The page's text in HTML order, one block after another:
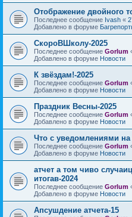
Отображение двойного
Последнее сообщение Ivash «
Добавлено в форуме
СкороВШколу-2025
Последнее сообщение Gorlum
Добавлено в форуме Новости
К звёздам!-2025
Последнее сообщение Gorlum
Добавлено в форуме Новости
Праздник Весны-2025
Последнее сообщение Gorlum
Добавлено в форуме Новости
Что с уведомлениями
Последнее сообщение Gorlum
Добавлено в форуме Новости
атчет а том чиво
итогав-2024
Последнее сообщение Gorlum
Добавлено в форуме Новости
Апсушдение атчета-15